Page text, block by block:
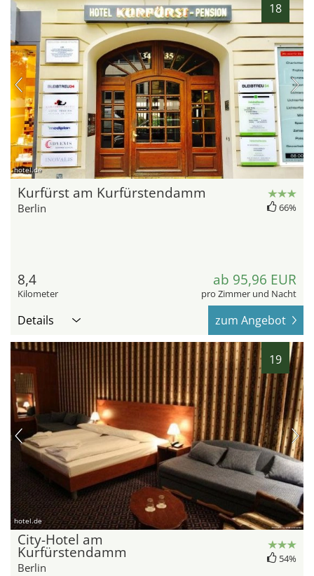
18
hotel.de
Kurfürst am Kurfürstendamm
Berlin 66%
8,4
Kilometer
ab 95,96 EUR
pro Zimmer und Nacht
Details zum Angebot
19
hotel.de
City-Hotel am
Kurfürstendamm
Berlin
54%